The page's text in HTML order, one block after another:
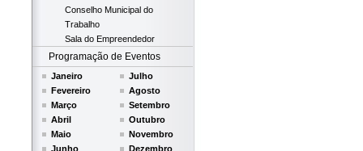
Conselho Municipal do
Trabalho
Sala do Empreendedor
Programação de Eventos
Janeiro
Fevereiro
Março
Abril
Maio
Junho
Julho
Agosto
Setembro
Outubro
Novembro
Dezembro